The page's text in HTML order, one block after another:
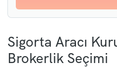
Sigorta Aracı
Brokerlik Seçimi